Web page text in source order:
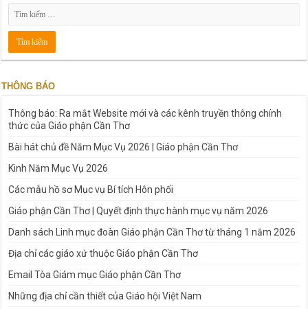
THÔNG BÁO
Thông báo: Ra mắt Website mới và các kênh truyền thông chính
thức của Giáo phận Cần Thơ
Bài hát chủ đề Năm Mục Vụ 2026 | Giáo phận Cần Thơ
Kinh Năm Mục Vụ 2026
Các mẫu hồ sơ Mục vụ Bí tích Hôn phối
Giáo phận Cần Thơ | Quyết định thực hành mục vụ năm 2026
Danh sách Linh mục đoàn Giáo phận Cần Thơ từ tháng 1 năm 2026
Địa chỉ các giáo xứ thuộc Giáo phận Cần Thơ
Email Tòa Giám mục Giáo phận Cần Thơ
Những địa chỉ cần thiết của Giáo hội Việt Nam